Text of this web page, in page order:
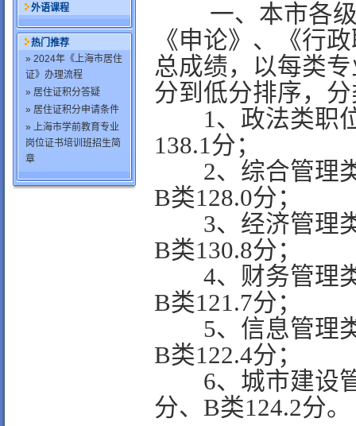
外语课程
热门推荐
» 2024年《上海市居住
证》办理流程
» 居住证积分答疑
» 居住证积分申请条件
» 上海市学前教育专业
岗位证书培训班招生简
章
一、本市各级
《申论》、《行
总成绩，以每类
分到低分排序，
1、政法类职位
138.1分；
2、综合管理类
B类128.0分；
3、经济管理类
B类130.8分；
4、财务管理类
B类121.7分；
5、信息管理类
B类122.4分；
6、城市建设管
分、B类124.2分。